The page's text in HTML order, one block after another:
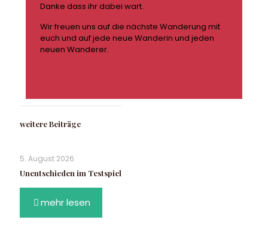
Danke dass ihr dabei wart.
Wir freuen uns auf die nächste Wanderung mit
euch und auf jede neue Wanderin und jeden
neuen Wanderer.
weitere Beiträge
5. August 2026
Unentschieden im Testspiel
mehr lesen